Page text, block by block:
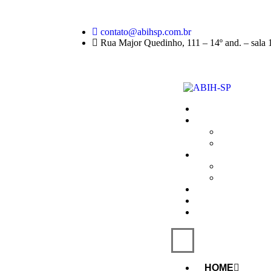
contato@abihsp.com.br
Rua Major Quedinho, 111 – 14º and. – sala
HOME